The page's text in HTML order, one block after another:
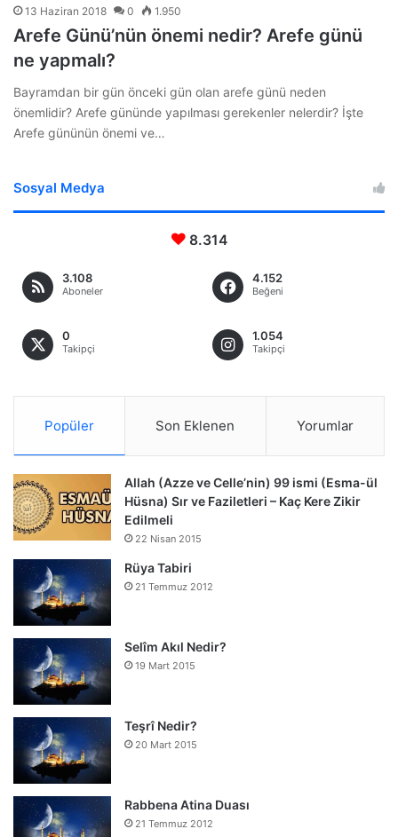
13 Haziran 2018 0 1.950
Arefe Günü’nün önemi nedir? Arefe günü
ne yapmalı?
Bayramdan bir gün önceki gün olan arefe günü neden
önemlidir? Arefe gününde yapılması gerekenler nelerdir? İşte
Arefe gününün önemi ve…
Sosyal Medya
8.314
3.108
Aboneler
4.152
Beğeni
0
Takipçi
1.054
Takipçi
Popüler Son Eklenen Yorumlar
Allah (Azze ve Celle’nin) 99 ismi (Esma-ül
Hüsna) Sır ve Faziletleri – Kaç Kere Zikir
Edilmeli
22 Nisan 2015
Rüya Tabiri
21 Temmuz 2012
Selîm Akıl Nedir?
19 Mart 2015
Teşrî Nedir?
20 Mart 2015
Rabbena Atina Duası
21 Temmuz 2012